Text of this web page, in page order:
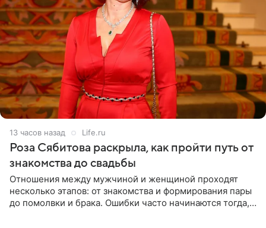
13 часов назад Life.ru
Роза Сябитова раскрыла, как пройти путь от
знакомства до свадьбы
Отношения между мужчиной и женщиной проходят
несколько этапов: от знакомства и формирования пары
до помолвки и брака. Ошибки часто начинаются тогда,